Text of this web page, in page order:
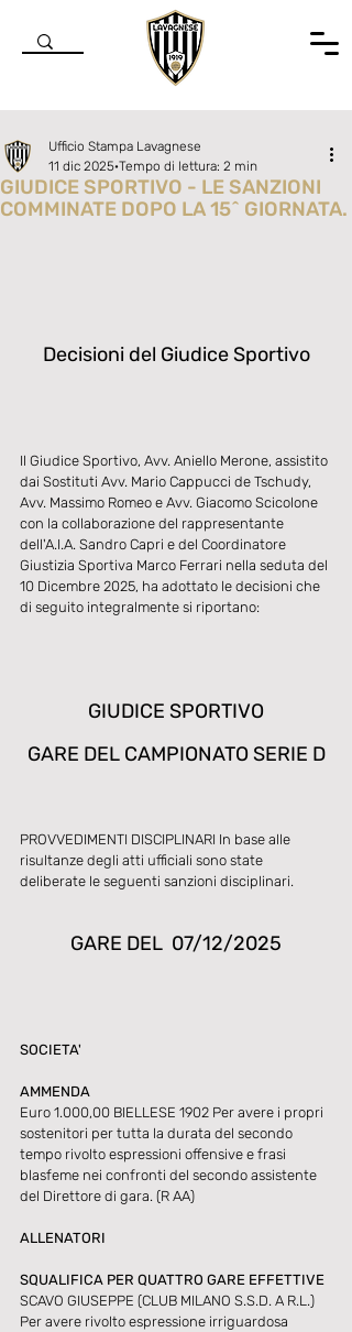
GIUDICE SPORTIVO - LE SANZIONI
COMMINATE DOPO LA 15^ GIORNATA.
Ufficio Stampa Lavagnese
11 dic 2025 Tempo di lettura: 2 min
Decisioni del Giudice Sportivo
Il Giudice Sportivo, Avv. Aniello Merone, assistito
dai Sostituti Avv. Mario Cappucci de Tschudy,
Avv. Massimo Romeo e Avv. Giacomo Scicolone
con la collaborazione del rappresentante
dell'A.I.A. Sandro Capri e del Coordinatore
Giustizia Sportiva Marco Ferrari nella seduta del
10 Dicembre 2025, ha adottato le decisioni che
di seguito integralmente si riportano:
GIUDICE SPORTIVO
GARE DEL CAMPIONATO SERIE D
PROVVEDIMENTI DISCIPLINARI In base alle
risultanze degli atti ufficiali sono state
deliberate le seguenti sanzioni disciplinari.
GARE DEL  07/12/2025
SOCIETA'
AMMENDA
Euro 1.000,00 BIELLESE 1902 Per avere i propri
sostenitori per tutta la durata del secondo
tempo rivolto espressioni offensive e frasi
blasfeme nei confronti del secondo assistente
del Direttore di gara. (R AA)
ALLENATORI
SQUALIFICA PER QUATTRO GARE EFFETTIVE
SCAVO GIUSEPPE (CLUB MILANO S.S.D. A R.L.)
Per avere rivolto espressione irriguardosa